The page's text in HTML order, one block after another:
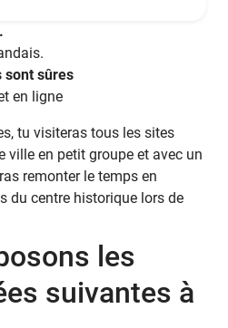
sont sûres
en ligne
tu visiteras tous les sites
ville en petit groupe et avec un
remonter le temps en
du centre historique lors de
les
suivantes à